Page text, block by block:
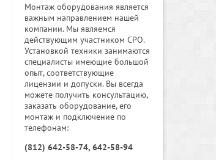
Монтаж оборудования является
важным направлением нашей
компании. Мы являемся
действующим участником СРО.
Установкой техники занимаются
специалисты имеющие большой
опыт, соответствующие
лицензии и допуски. Вы всегда
можете получить консультацию,
заказать оборудование, его
монтаж и подключение по
телефонам:
(812) 642-58-74, 642-58-94